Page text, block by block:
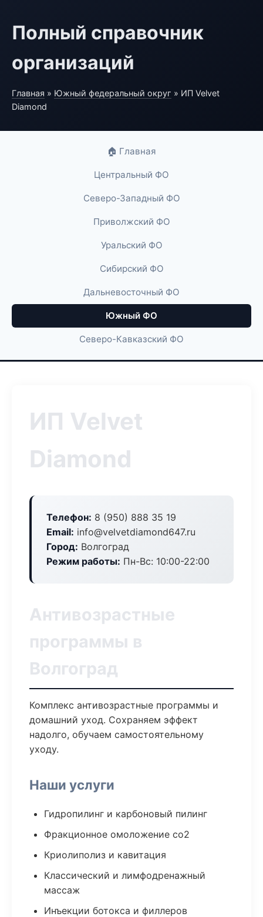
Полный справочник
организаций
Главная » Южный федеральный округ » ИП Velvet
Diamond
🏠 Главная
Центральный ФО
Северо-Западный ФО
Приволжский ФО
Уральский ФО
Сибирский ФО
Дальневосточный ФО
Южный ФО
Северо-Кавказский ФО
ИП Velvet
Diamond
Телефон: 8 (950) 888 35 19
Email: info@velvetdiamond647.ru
Город: Волгоград
Режим работы: Пн-Вс: 10:00-22:00
Антивозрастные
программы в
Волгоград
Комплекс антивозрастные программы и
домашний уход. Сохраняем эффект
надолго, обучаем самостоятельному
уходу.
Наши услуги
Гидропилинг и карбоновый пилинг
Фракционное омоложение co2
Криолиполиз и кавитация
Классический и лимфодренажный
массаж
Инъекции ботокса и филлеров